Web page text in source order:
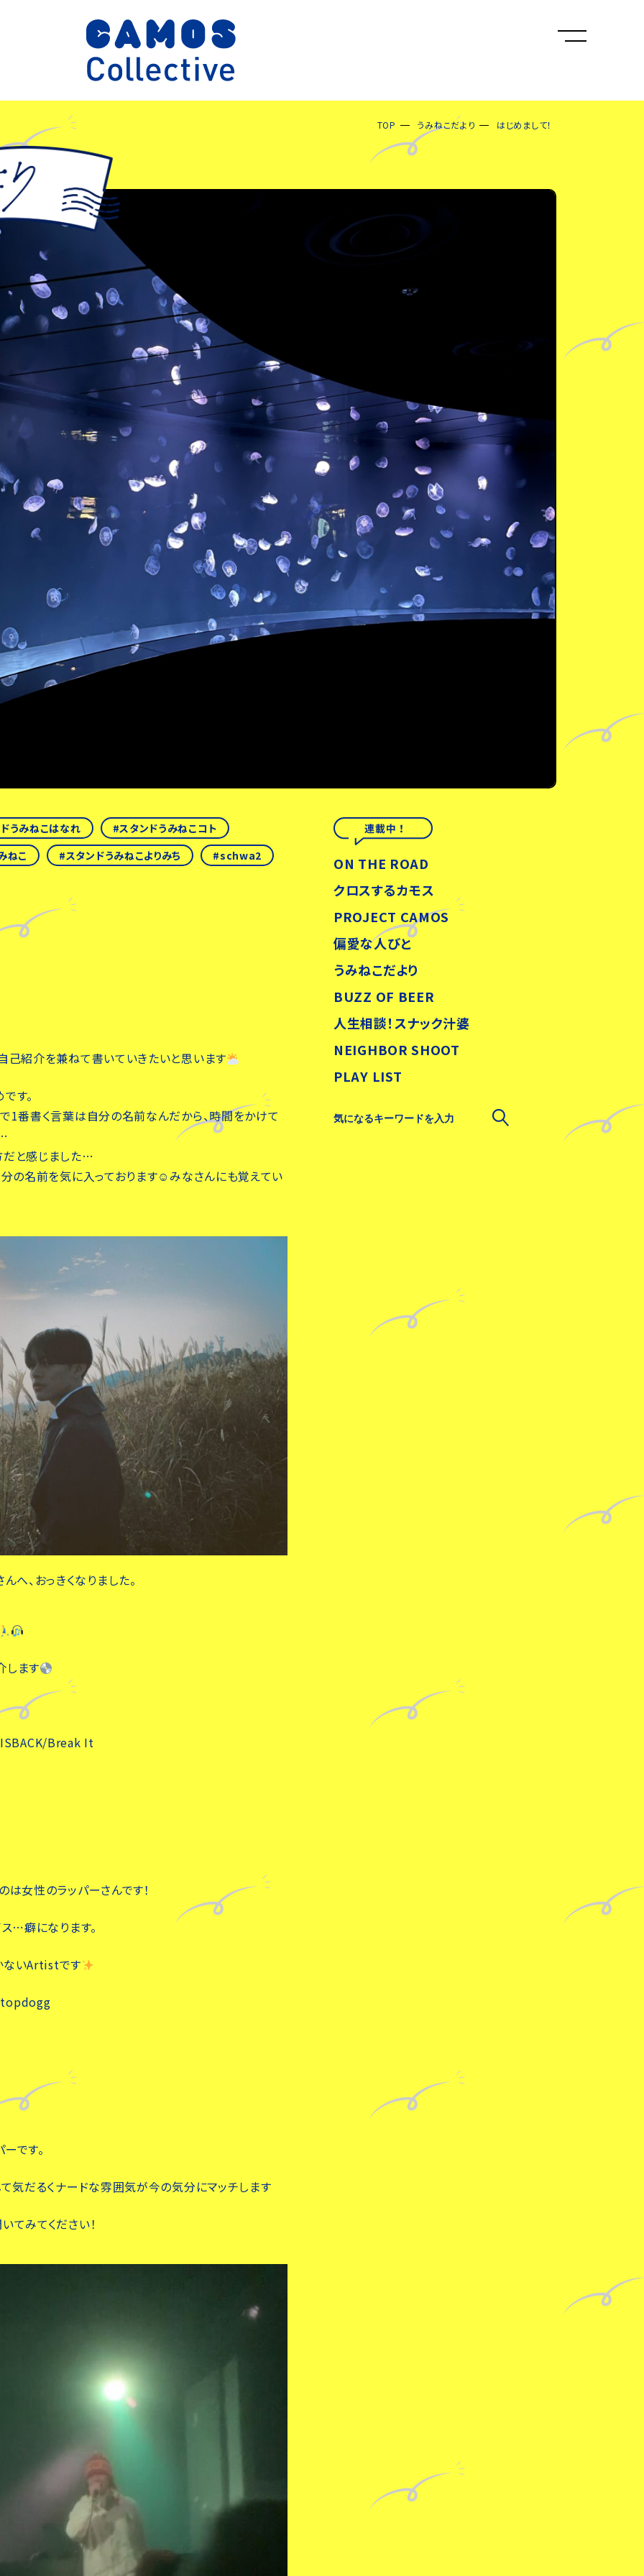
TOP うみねこだより はじめまして！
うみねこはなれ
スタンドうみねこコト
ねこ
スタンドうみねこよりみち schwa2
己紹介を兼ねて書いていきたいと思います
す。
1番書く言葉は自分の名前なんだから、時間をかけて
と感じました…
分の名前を気に入っております☺︎みなさんにも覚えてい
へ、おっきくなりました。
します
Break It
女性のラッパーさんです！
…癖になります。
ないArtistです
です。
気だるくナードな雰囲気が今の気分にマッチします
てみてください！
ON THE ROAD
クロスするカモス
PROJECT CAMOS
偏愛な人びと
うみねこだより
BUZZ OF BEER
人生相談！スナック汁婆
NEIGHBOR SHOOT
PLAY LIST